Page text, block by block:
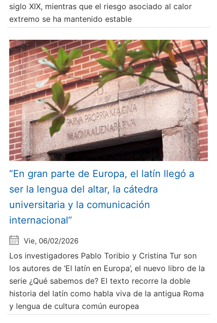
siglo XIX, mientras que el riesgo asociado al calor
extremo se ha mantenido estable
“En gran parte de Europa, el latín llegó a
ser la lengua del altar, la cátedra
universitaria y la comunicación
internacional”
Vie, 06/02/2026
Los investigadores Pablo Toribio y Cristina Tur son
los autores de ‘El latín en Europa’, el nuevo libro de la
serie ¿Qué sabemos de? El texto recorre la doble
historia del latín como habla viva de la antigua Roma
y lengua de cultura común europea